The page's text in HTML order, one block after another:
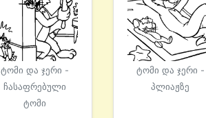
ტომი და ჯერი -
ჩასაფრებული
ტომი
ტომი და ჯერი -
პლიაჟზე